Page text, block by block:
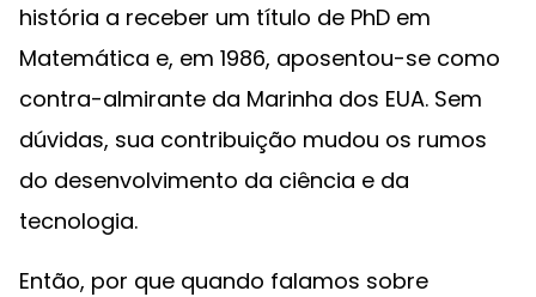
história a receber um título de PhD em
Matemática e, em 1986, aposentou-se como
contra-almirante da Marinha dos EUA. Sem
dúvidas, sua contribuição mudou os rumos
do desenvolvimento da ciência e da
tecnologia.
Então, por que quando falamos sobre